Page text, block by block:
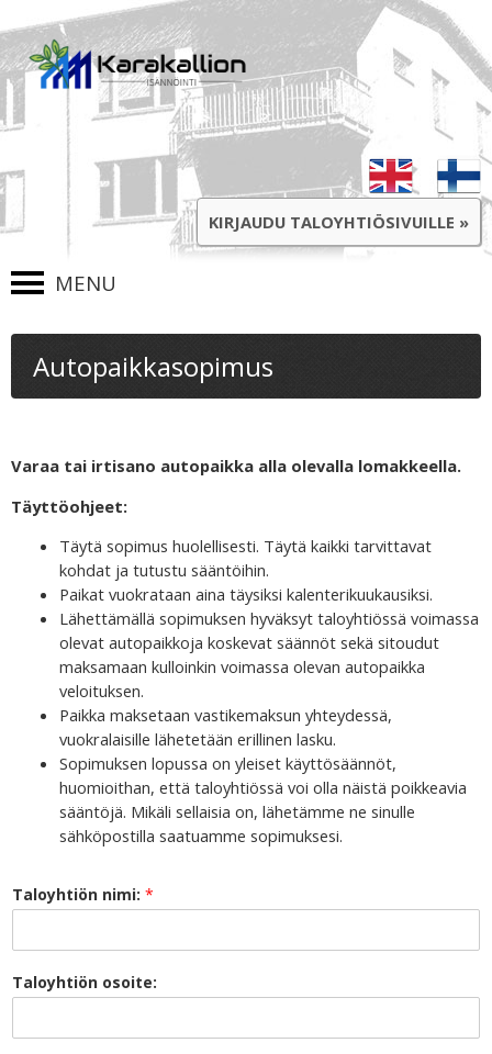
KIRJAUDU TALOYHTIÖSIVUILLE »
SKIP TO CONTENT
Autopaikkasopimus
Varaa tai irtisano autopaikka alla olevalla lomakkeella.
Täyttöohjeet:
Täytä sopimus huolellisesti. Täytä kaikki tarvittavat
kohdat ja tutustu sääntöihin.
Paikat vuokrataan aina täysiksi kalenterikuukausiksi.
Lähettämällä sopimuksen hyväksyt taloyhtiössä voimassa
olevat autopaikkoja koskevat säännöt sekä sitoudut
maksamaan kulloinkin voimassa olevan autopaikka
veloituksen.
Paikka maksetaan vastikemaksun yhteydessä,
vuokralaisille lähetetään erillinen lasku.
Sopimuksen lopussa on yleiset käyttösäännöt,
huomioithan, että taloyhtiössä voi olla näistä poikkeavia
sääntöjä. Mikäli sellaisia on, lähetämme ne sinulle
sähköpostilla saatuamme sopimuksesi.
Taloyhtiön nimi: *
Taloyhtiön osoite: